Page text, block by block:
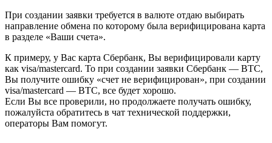
При создании заявки требуется в валюте отдаю выбирать
направление обмена по которому была верифицирована карта
в разделе «Ваши счета».
К примеру, у Вас карта Сбербанк, Вы верифицировали карту
как visa/mastercard. То при создании заявки Сбербанк — BTC,
Вы получите ошибку «счет не верифицирован», при создании
visa/mastercard — BTC, все будет хорошо.
Если Вы все проверили, но продолжаете получать ошибку,
пожалуйста обратитесь в чат технической поддержки,
операторы Вам помогут.